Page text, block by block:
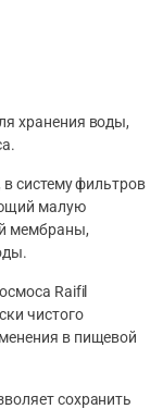
хранения воды,
систему фильтров
малую
мембраны,
Raifil
чистого
в пищевой
сохранить